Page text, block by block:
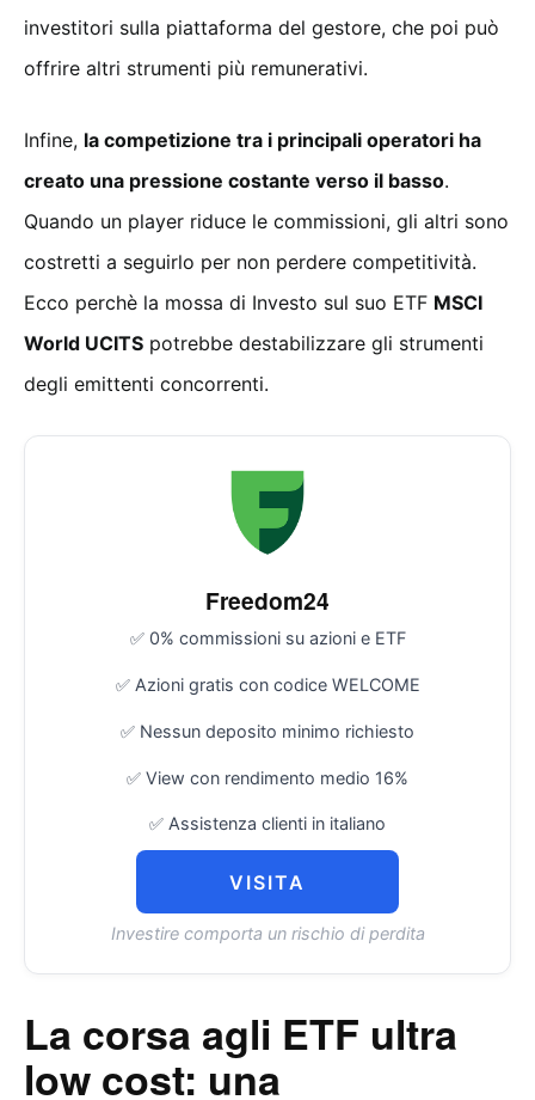
investitori sulla piattaforma del gestore, che poi può
offrire altri strumenti più remunerativi.
Infine, la competizione tra i principali operatori ha
creato una pressione costante verso il basso.
Quando un player riduce le commissioni, gli altri sono
costretti a seguirlo per non perdere competitività.
Ecco perchè la mossa di Investo sul suo ETF MSCI
World UCITS potrebbe destabilizzare gli strumenti
degli emittenti concorrenti.
Freedom24
✅ 0% commissioni su azioni e ETF
✅ Azioni gratis con codice WELCOME
✅ Nessun deposito minimo richiesto
✅ View con rendimento medio 16%
✅ Assistenza clienti in italiano
VISITA
Investire comporta un rischio di perdita
La corsa agli ETF ultra
low cost: una